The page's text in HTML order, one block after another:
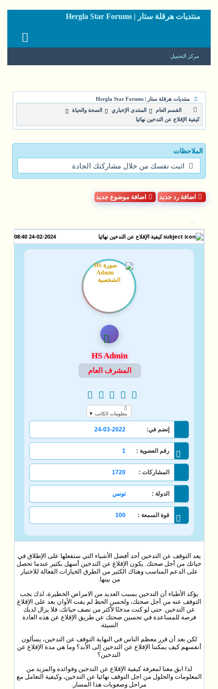
منتديات هرقلة ستار | Hergla Star Forums
مركز التحميل
منتديات هرقلة ستار | Hergla Star Forums
القسم العام
المنتدى الإخباري
الصحة والحياة
كيفية الإقلاع عن التدخين نهائيا
الملاحظات
اثبت نفسك من خلال مشاركتك الجادة
اضافة رد جديد اضافة موضوع جديد
-->
كيفية الإقلاع عن التدخين نهائيا 24-02-2024 08:40
HS Admin
المشرف العام
معلومات الكاتب ▼
إنضم في: 24-03-2022
رقم العضوية : 1
المشاركات : 1720
الدولة : تونس
قوة السمعة : 100
يعد التوقف عن التدخين أحد أفضل الأشياء التي ستفعلها على الإطلاق في
حياتك من أجل صحتك. يكون الإقلاع عن التدخين أسهل بكثير عندما تحصل
على الدعم المناسب وهناك الكثير من الطرق الخيارات الفعالة للاختيار
من بينها.
يؤكد الأطباء أن التدخين يسبب العديد من الامراض الخطيرة، لذك يجب
التوقف عنه من أجل صحتك، ولحسن الحظ لم يفت الأوان بعد على الإقلاع
عن التدخين. حتى لو كنت مدخنًا لأكثر من نصف حياتك، فلا يزال لديك
فرصة للمساعدة في تحسين صحتك عن طريق الإقلاع عن هذه العادة
السيئة.
لكن بعد أن قرر معظم الناس في النهاية التوقف عن التدخين، يسألون
أنفسهم كيف يمكننا الإقلاع عن التدخين إلى الأبد؟ وما هي مدة الإقلاع عن
التدخين؟
لذا ابق معنا لمعرفة كيفية الإقلاع عن التدخين وفوائده والمزيد من
المعلومات والحلول من اجل التوقف نهائيا عن التدخين، وكيفية التعامل مع
مراحل وصعوبات هذا المسار.